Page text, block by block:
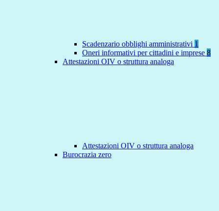
Scadenzario obblighi amministrativi 1
Oneri informativi per cittadini e imprese 8
Attestazioni OIV o struttura analoga
Attestazioni OIV o struttura analoga
Burocrazia zero